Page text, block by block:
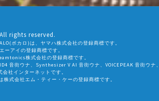
rights reserved.
ボカロ)は、ヤマハ株式会社の登録商標です。
ーアイの登録商標です。
株式会社の登録商標です。
音街ウナ、Synthesizer V AI 音街ウナ、VOICEPEAK 音街ウナ、
会社インターネットです。
式会社エム・ティー・ケーの登録商標です。